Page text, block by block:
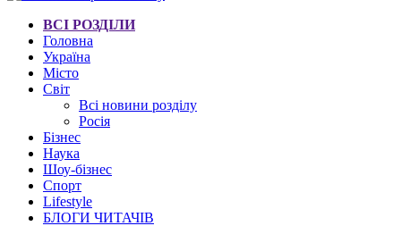
ВСІ РОЗДІЛИ
Головна
Україна
Місто
Світ
Всі новини розділу
Росія
Бізнес
Наука
Шоу-бізнес
Спорт
Lifestyle
БЛОГИ ЧИТАЧІВ